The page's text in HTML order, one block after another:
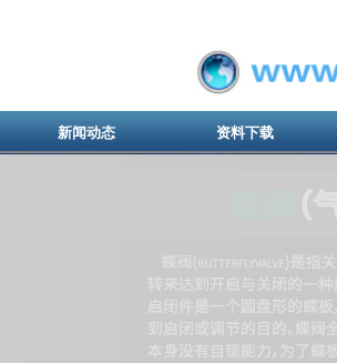
新闻动态 资料下载